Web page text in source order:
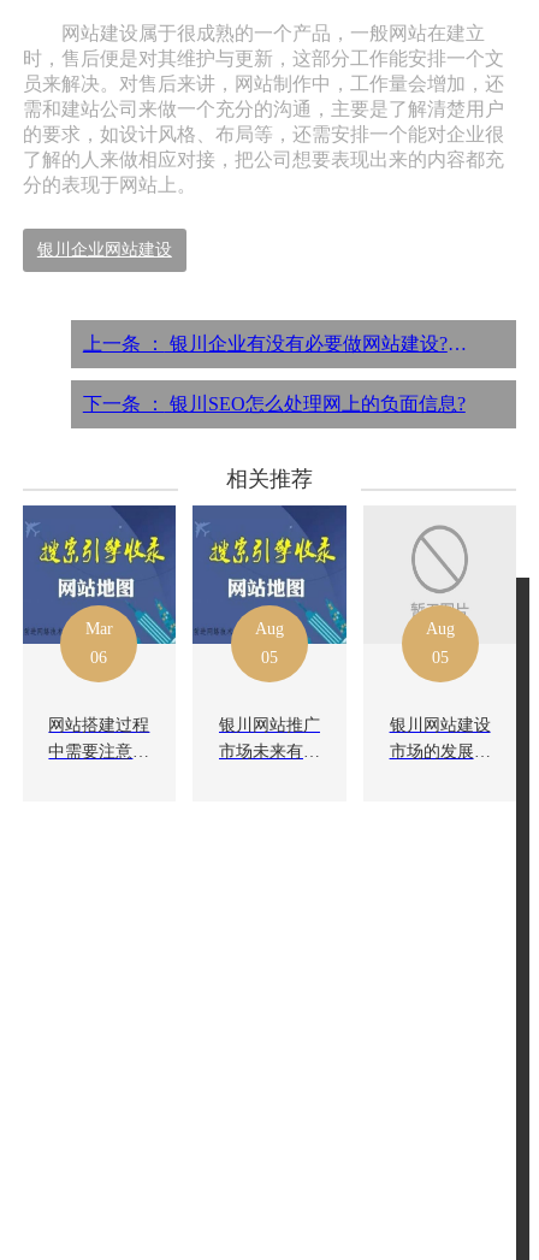
网站建设属于很成熟的一个产品，一般网站在建立
时，售后便是对其维护与更新，这部分工作能安排一个文
员来解决。对售后来讲，网站制作中，工作量会增加，还
需和建站公司来做一个充分的沟通，主要是了解清楚用户
的要求，如设计风格、布局等，还需安排一个能对企业很
了解的人来做相应对接，把公司想要表现出来的内容都充
分的表现于网站上。
银川企业网站建设
上一条 ： 银川企业有没有必要做网站建设?怎么选择建站公司
下一条 ： 银川SEO怎么处理网上的负面信息?
相关推荐
Mar
06
网站搭建过程
中需要注意哪
Aug
05
银川网站推广
市场未来有哪
Aug
05
银川网站建设
市场的发展趋